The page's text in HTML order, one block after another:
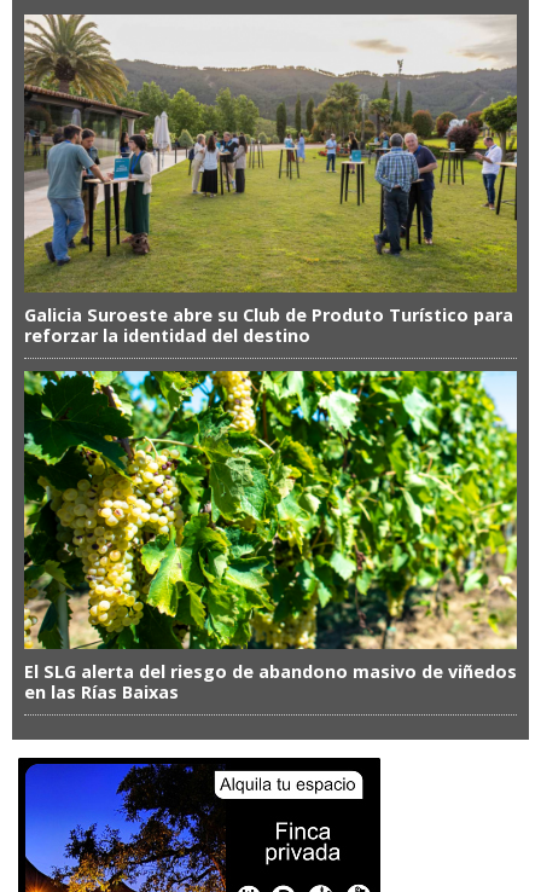
Galicia Suroeste abre su Club de Produto Turístico para
reforzar la identidad del destino
El SLG alerta del riesgo de abandono masivo de viñedos
en las Rías Baixas